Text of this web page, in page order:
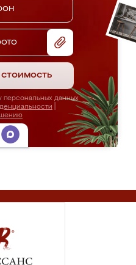
персональных данных